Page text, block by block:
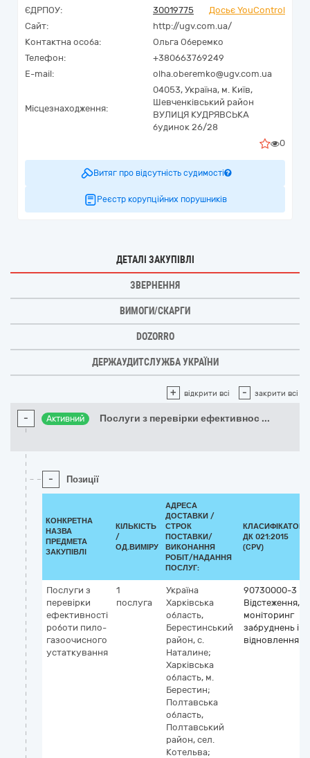
ЄДРПОУ:
30019775
Досьє YouControl
Сайт:
http://ugv.com.ua/
Контактна особа:
Ольга Оберемко
Телефон:
+380663769249
E-mail:
olha.oberemko@ugv.com.ua
Місцезнаходження:
04053, Україна, м. Київ,
Шевченківський район
ВУЛИЦЯ КУДРЯВСЬКА
будинок 26/28
0
Витяг про відсутність судимості
Реєстр корупційних порушників
ДЕТАЛІ ЗАКУПІВЛІ
ЗВЕРНЕННЯ
ВИМОГИ/СКАРГИ
DOZORRO
ДЕРЖАУДИТСЛУЖБА УКРАЇНИ
+ відкрити всі - закрити всі
- Активний Послуги з перевірки ефективнос ...
- Позиції
КОНКРЕТНА
НАЗВА
ПРЕДМЕТА
ЗАКУПІВЛІ
КІЛЬКІСТЬ
/
ОД.ВИМІРУ
АДРЕСА
ДОСТАВКИ /
СТРОК
ПОСТАВКИ/
ВИКОНАННЯ
РОБІТ/НАДАННЯ
ПОСЛУГ:
КЛАСИФІКАТОР
ДК 021:2015
(CPV)
Послуги з
перевірки
ефективності
роботи пило-
газоочисного
устаткування
1
послуга
Україна
Харківська
область,
Берестинський
район, с.
Наталине;
Харківська
область, м.
Берестин;
Полтавська
область,
Полтавський
район, сел.
Котельва;
90730000-3
Відстеження,
моніторинг
забруднень і
відновлення